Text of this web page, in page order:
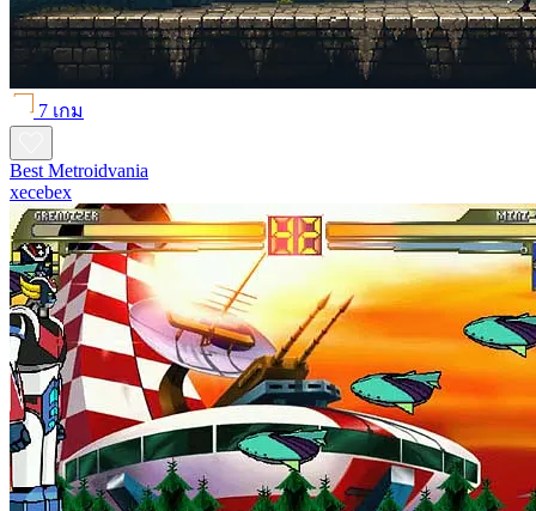
7 เกม
Best Metroidvania
xecebex